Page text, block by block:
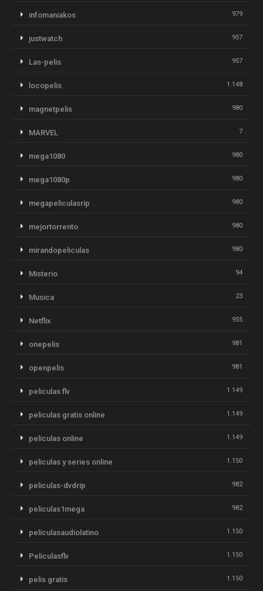
infomaniakos 979
justwatch 957
Las-pelis 957
locopelis 1.148
magnetpelis 980
MARVEL 7
mega1080 980
mega1080p 980
megapeliculasrip 980
mejortorrento 980
mirandopeliculas 980
Misterio 94
Musica 23
Netflix 955
onepelis 981
openpelis 981
peliculas flv 1.149
peliculas gratis online 1.149
peliculas online 1.149
peliculas y series online 1.150
peliculas-dvdrip 982
peliculas1mega 982
peliculasaudiolatino 1.150
Peliculasflv 1.150
pelis gratis 1.150